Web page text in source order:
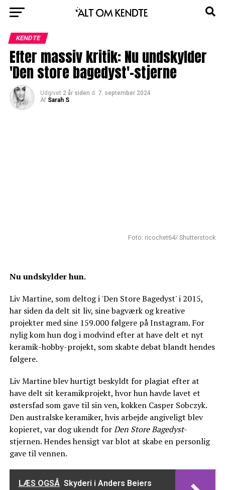
KENDTE
Efter massiv kritik: Nu undskylder
'Den store bagedyst'-stjerne
Udgivet 2 år siden d. 7. september 2024
Af Sarah S
Foto: ricochet64/ Shutterstock
Nu undskylder hun.
Liv Martine, som deltog i 'Den Store Bagedyst' i 2015,
har siden da delt sit liv, sine bagværk og kreative
projekter med sine 159.000 følgere på Instagram. For
nylig kom hun dog i modvind efter at have delt et nyt
keramik-hobby-projekt, som skabte debat blandt hendes
følgere.
Liv Martine blev hurtigt beskyldt for plagiat efter at
have delt sit keramikprojekt, hvor hun havde lavet et
østersfad som gave til sin ven, kokken Casper Sobczyk.
Den australske keramiker, hvis arbejde angiveligt blev
kopieret, var dog ukendt forDen Store Bagedyst-
stjernen. Hendes hensigt var blot at skabe en personlig
gave til vennen.
LÆS OGSÅ Skyderi i Anders Beiers